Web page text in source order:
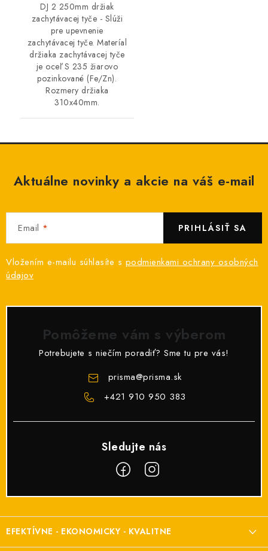
DJ 2 250mm držiak
zachytávacej tyče - Slúži
pre upevnenie
zachytávacej tyče. Materíal
držiaka zachytávacej tyče
je oceľ S 235 žiarovo
pozinkované (Fe/Zn).
Rozmery držiaka
310x40mm.
Aktuálne novinky a akcie na váš e-mail
Email
Vložením e-mailu súhlasíte s podmienkami ochrany osobných
údajov
PRIHLÁSIŤ SA
Pomôžeme vám s výberom
Potrebujete s niečím poradiť? Sme tu pre vás!
prisma@prisma.sk
+421 910 950 383
á
pEFEKTÍVNE - EKONOMICKY - KVALITNE